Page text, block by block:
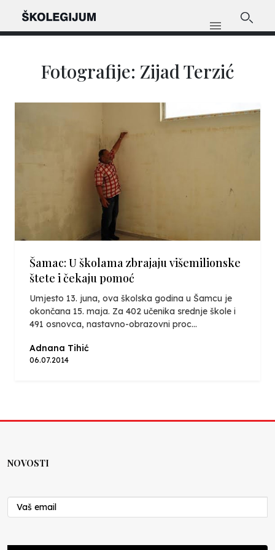
Fotografije: Zijad Terzić
Šamac: U školama zbrajaju višemilionske
štete i čekaju pomoć
Umjesto 13. juna, ova školska godina u Šamcu je
okončana 15. maja. Za 402 učenika srednje škole i
491 osnovca, nastavno-obrazovni proc...
Adnana Tihić
06.07.2014
NOVOSTI